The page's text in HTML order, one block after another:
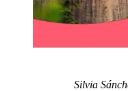
Silvia